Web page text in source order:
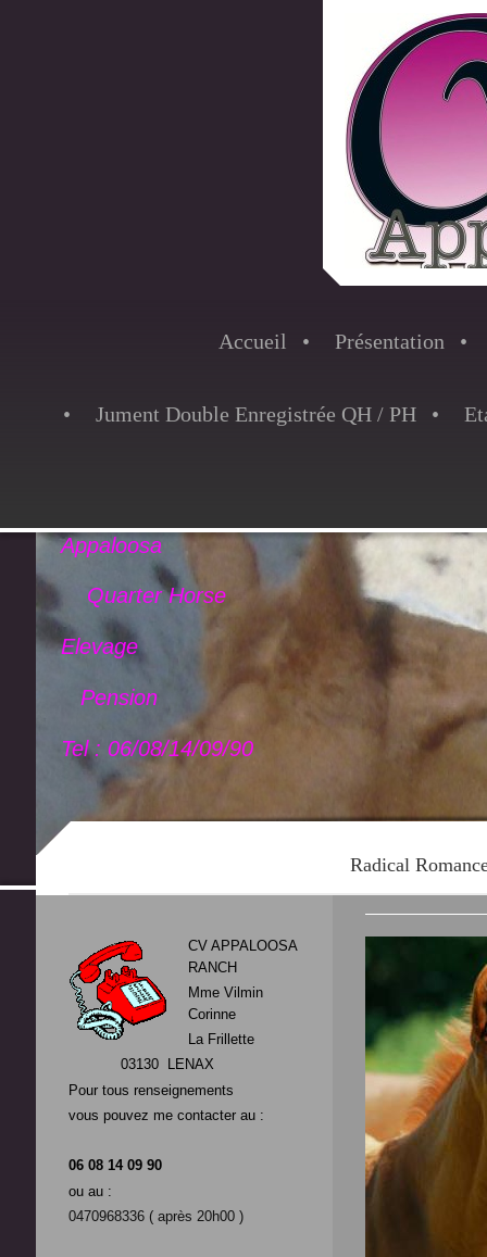
Accueil Présentation
Jument Double Enregistrée QH / PH
Appaloosa
Quarter Horse
Elevage
Pension
Tel : 06/08/14/09/90
Radical
CV APPALOOSA
RANCH
Mme Vilmin
Corinne
La Frillette
03130 LENAX
Pour tous renseignements
vous pouvez me contacter au :
06 08 14 09 90
ou au :
0470968336 ( après 20h00 )